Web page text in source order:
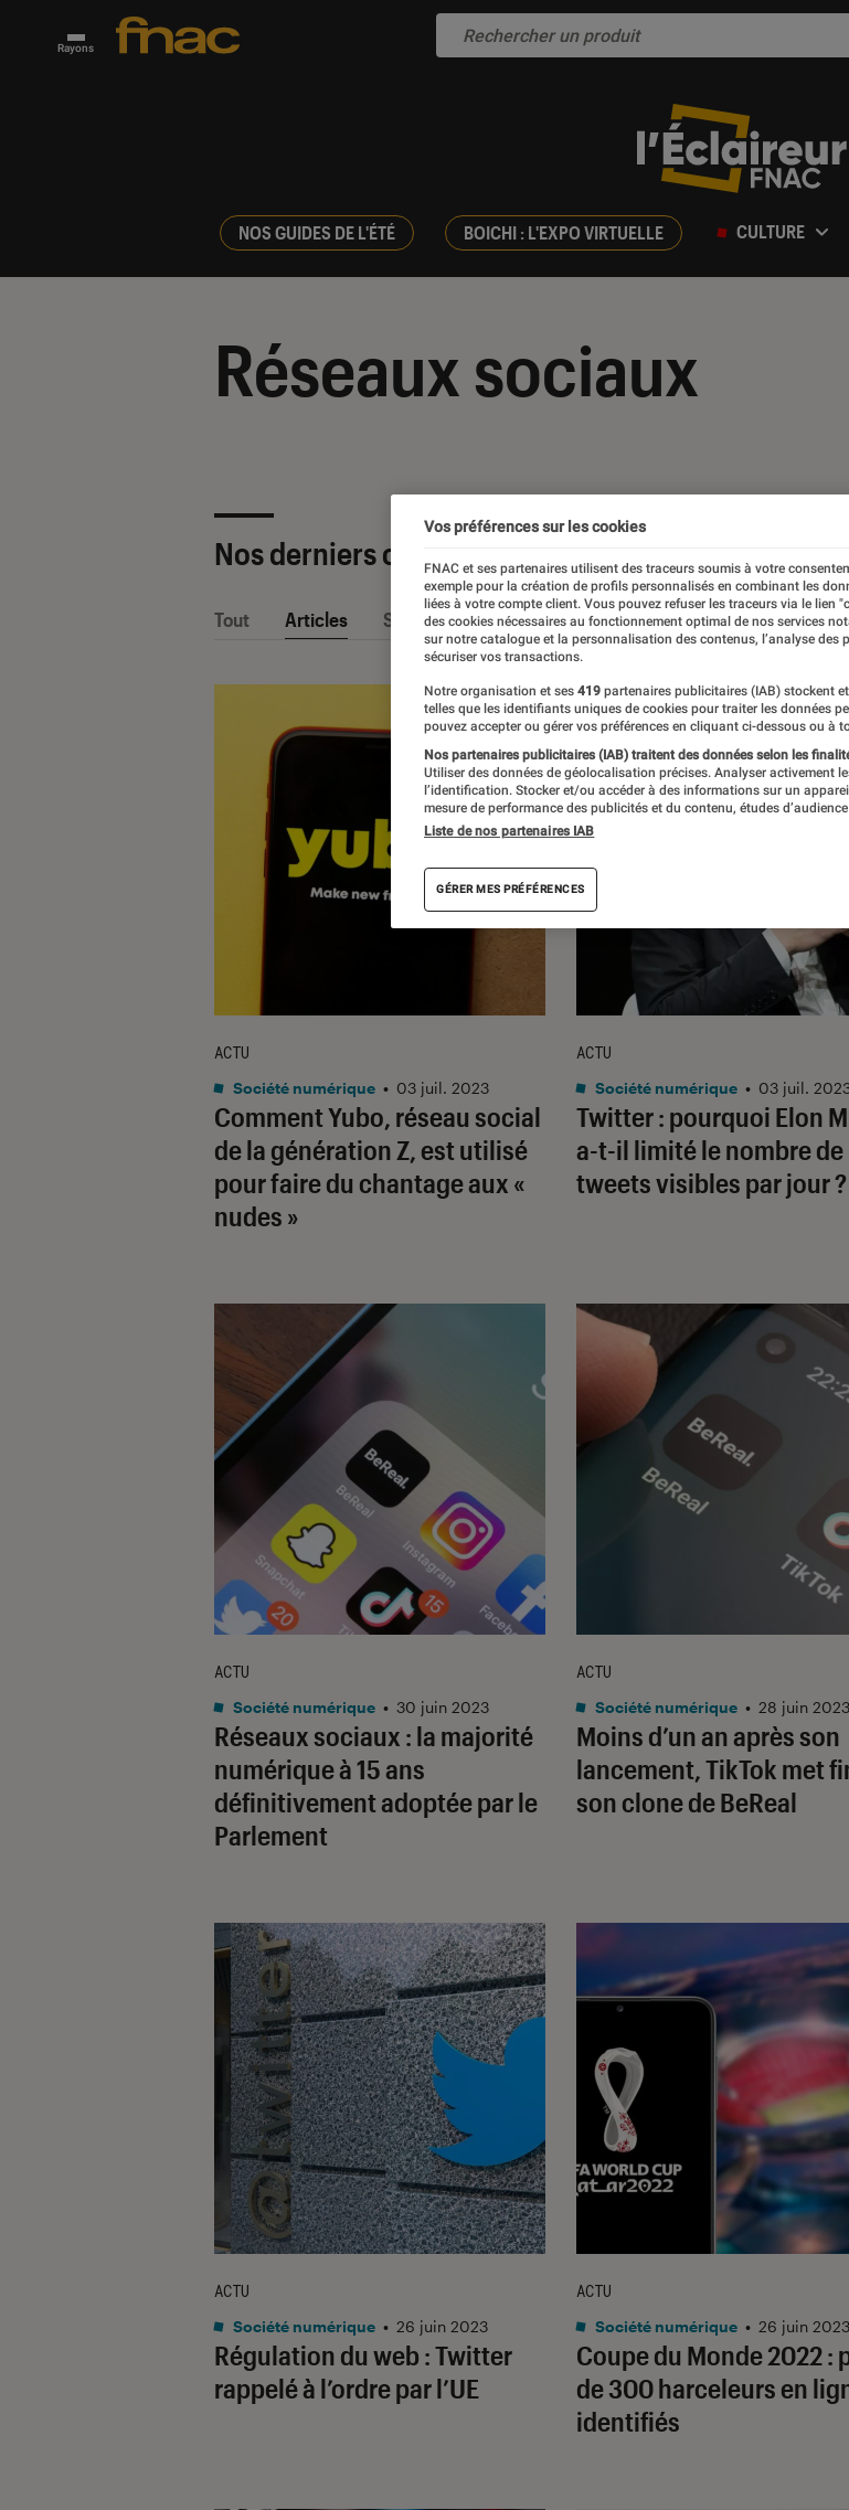
Rayons
NOS GUIDES DE L'ÉTÉ BOICHI : L'EXPO VIRTUELLE CULTURE
Réseaux sociaux
Nos derniers contenus
Tout Articles Sélections et guides
Comment Yubo, réseau social
de la génération Z, est utilisé
pour faire du chantage aux «
nudes »
ACTU
Société numérique • 03 juil. 2023
Twitter : pourquoi Elon
a-t-il limité le nombre de
tweets visibles par jour ?
ACTU
Société numérique • 03 juil.
Réseaux sociaux : la majorité
numérique à 15 ans
définitivement adoptée par le
Parlement
ACTU
Société numérique • 30 juin 2023
Moins d’un an après son
lancement, TikTok met
son clone de BeReal
ACTU
Société numérique • 28 juin 2023
Régulation du web : Twitter
rappelé à l’ordre par l’UE
ACTU
Société numérique • 26 juin 2023
Coupe du Monde 2022 :
de 300 harceleurs en
identifiés
ACTU
Société numérique • 26 juin 2023
Vos préférences sur les cookies
FNAC et ses partenaires utilisent des traceurs soumis à votre
exemple pour la création de profils personnalisés en combinant les
liées à votre compte client. Vous pouvez refuser les traceurs via le lien
des cookies nécessaires au fonctionnement optimal de nos services
sur notre catalogue et la personnalisation des contenus, l’analyse des
sécuriser vos transactions.
Notre organisation et ses 419 partenaires publicitaires (IAB) stockent
telles que les identifiants uniques de cookies pour traiter les données
pouvez accepter ou gérer vos préférences en cliquant ci-dessous ou à
Nos partenaires publicitaires (IAB) traitent des données selon les
Utiliser des données de géolocalisation précises. Analyser activement
l’identification. Stocker et/ou accéder à des informations sur un
mesure de performance des publicités et du contenu, études
Liste de nos partenaires IAB
GÉRER MES PRÉFÉRENCES